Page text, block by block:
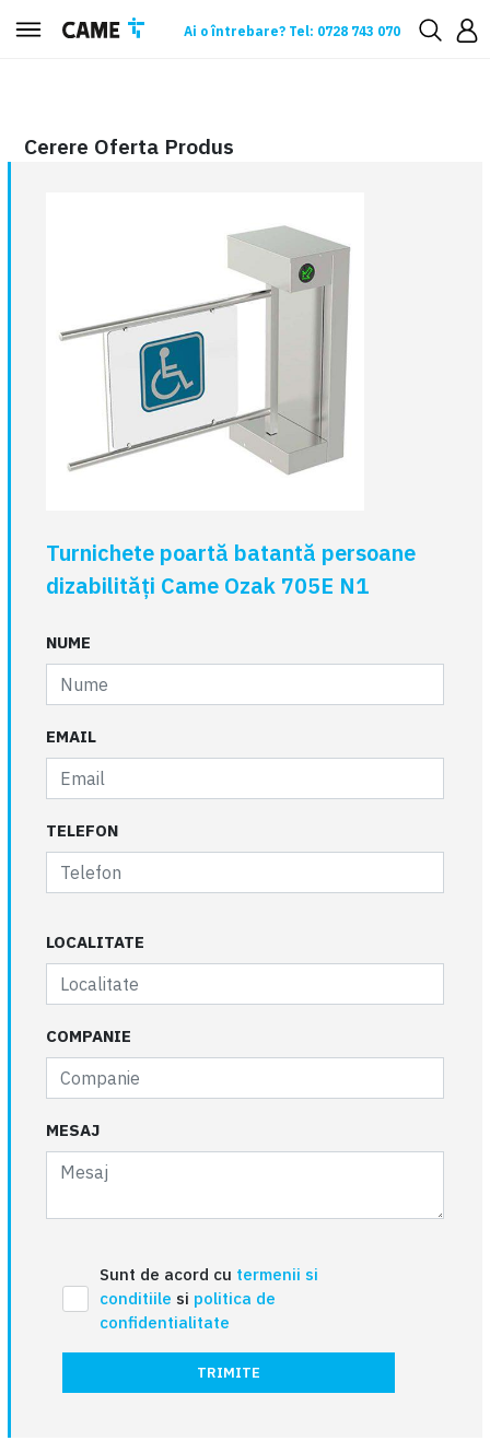
Ai o întrebare? Tel: 0728 743 070
Cerere Oferta Produs
Turnichete poartă batantă persoane
dizabilități Came Ozak 705E N1
NUME
EMAIL
TELEFON
LOCALITATE
COMPANIE
MESAJ
Sunt de acord cu termenii si
conditiile si politica de
confidentialitate
TRIMITE